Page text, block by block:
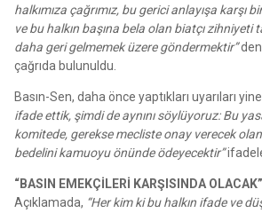
halkımıza çağrımız, bu gerici anlayışa karşı
ve bu halkın başına bela olan biatçı
daha geri gelmemek üzere göndermektir”
çağrıda bulunuldu.
Basın-Sen, daha önce yaptıkları uyarıları
ifade ettik, şimdi de aynını söylüyoruz: Bu
komitede, gerekse mecliste onay verecek
bedelini kamuoyu önünde ödeyecektir”
“BASIN EMEKÇİLERİ KARŞISINDA OLACAK”
Açıklamada, “Her kim ki bu halkın ifade ve